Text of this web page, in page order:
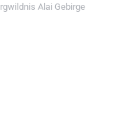
Alai Gebirge